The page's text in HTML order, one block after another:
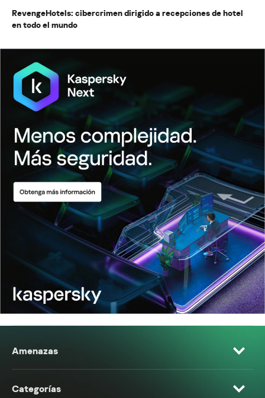
RevengeHotels: cibercrimen dirigido a recepciones de hotel
en todo el mundo
Amenazas
Categorías